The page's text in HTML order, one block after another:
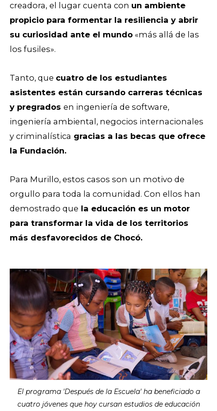
creadora, el lugar cuenta con un ambiente
propicio para formentar la resiliencia y abrir
su curiosidad ante el mundo «más allá de las
los fusiles».
Tanto, que cuatro de los estudiantes
asistentes están cursando carreras técnicas
y pregrados en ingeniería de software,
ingeniería ambiental, negocios internacionales
y criminalística gracias a las becas que ofrece
la Fundación.
Para Murillo, estos casos son un motivo de
orgullo para toda la comunidad. Con ellos han
demostrado que la educación es un motor
para transformar la vida de los territorios
más desfavorecidos de Chocó.
El programa 'Después de la Escuela' ha beneficiado a
cuatro jóvenes que hoy cursan estudios de educación